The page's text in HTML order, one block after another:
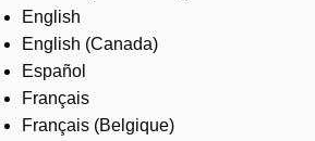
Careers
English
English (Canada)
Español
Français
Français (Belgique)